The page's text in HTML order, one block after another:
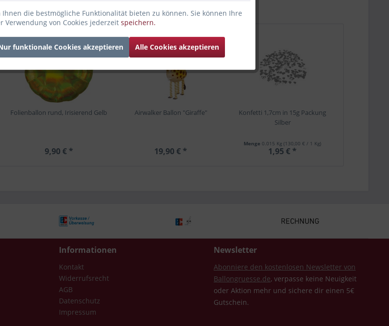
ebenfalls angesehen
Folienballon rund, Irisierend Gelb
9,90 € *
Airwalker Ballon "Giraffe"
19,90 € *
Konfetti 1,7cm in 15g Packung
Silber
Menge 0.015 Kg(130,00 € / 1 Kg)
1,95 € *
Informationen
Kontakt
Widerrufsrecht
AGB
Datenschutz
Impressum
Newsletter
Abonniere den kostenlosen Newsletter von
Ballongruesse.de, verpasse keine Neuigkeit
oder Aktion mehr und sichere dir einen 5€
Gutschein.
Ihnen die bestmögliche Funktionalität bieten zu können. Sie können Ihre
Verwendung von Cookies jederzeit speichern.
funktionale Cookies akzeptieren Alle Cookies akzeptieren